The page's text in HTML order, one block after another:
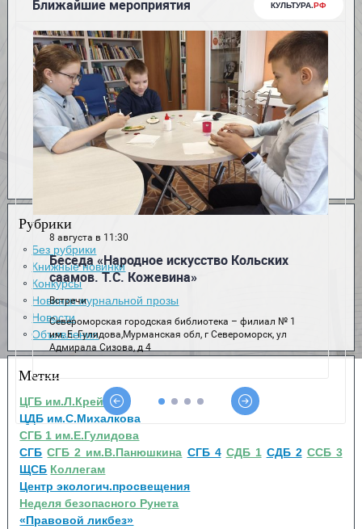
Рубрики
Без рубрики
Книжные новинки
Конкурсы
Новинки журнальной прозы
Новости
Объявления
Метки
ЦГБ им.Л.Крейна
ЦДБ им.С.Михалкова
СГБ 1 им.Е.Гулидова
СГБ СГБ 2 им.В.Панюшкина СГБ 4 СДБ 1 СДБ 2 ССБ 3
ЩСБ Коллегам
Центр экологич.просвещения
Неделя безопасного Рунета
«Правовой ликбез»